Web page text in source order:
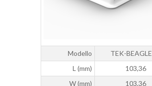
Modello
TEK-
L (mm)
103,36
W (mm)
103,36